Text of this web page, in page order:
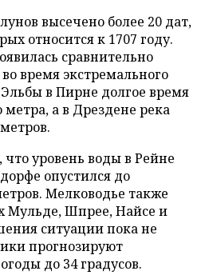
высечено более 20 дат,
относится к 1707 году.
сравнительно
время экстремального
в Пирне долгое время
метра, а в Дрездене река
что уровень воды в Рейне
опустился до
Мелководье также
Мульде, Шпрее, Найсе и
ситуации пока не
прогнозируют
до 34 градусов.